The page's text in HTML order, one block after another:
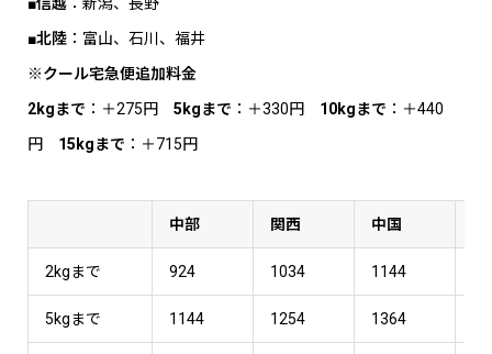
■北陸：富山、石川、福井
※クール宅急便追加料金
2kgまで ：＋275円 5kgまで ：＋330円 10kgまで ：＋440
円 15kgまで ：＋715円
中部 関西 中国
2kgまで 924 1034 1144
5kgまで 1144 1254 1364